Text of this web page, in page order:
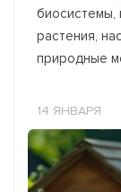
биосистемы,
растения,
природные
14 ЯНВАРЯ